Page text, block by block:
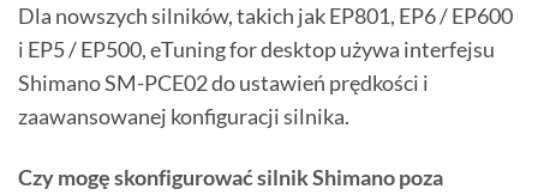
Dla nowszych silników, takich jak EP801, EP6 / EP600
i EP5 / EP500, eTuning for desktop używa interfejsu
Shimano SM-PCE02 do ustawień prędkości i
zaawansowanej konfiguracji silnika.
Czy mogę skonfigurować silnik Shimano poza